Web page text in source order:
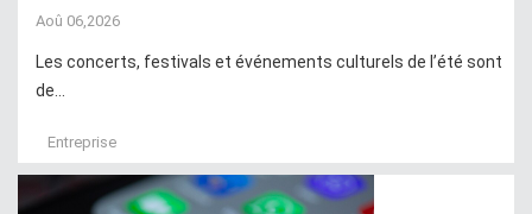
Aoû 06,2026
Les concerts, festivals et événements culturels de l’été sont
de...
Entreprise